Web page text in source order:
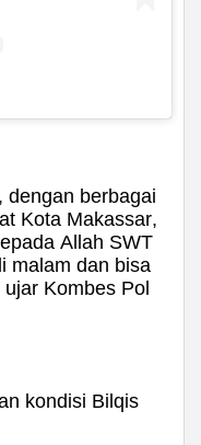
dengan berbagai
Kota Makassar,
Allah SWT
malam dan bisa
Kombes Pol
kondisi Bilqis